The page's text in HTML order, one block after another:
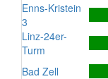
Enns-Kristein
3
Linz-24er-
Turm
Bad Zell